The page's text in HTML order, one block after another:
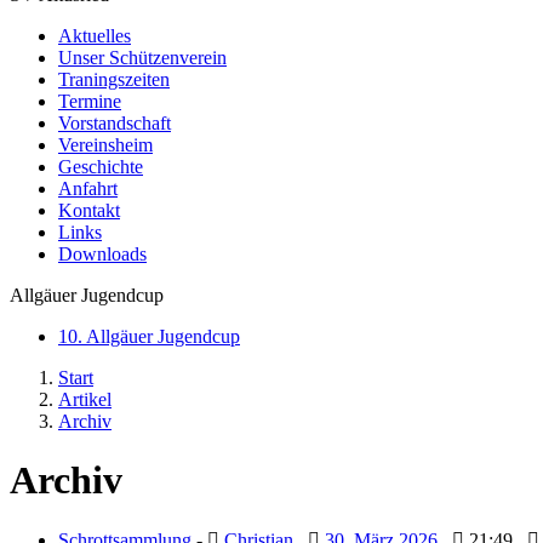
Aktuelles
Unser Schützenverein
Traningszeiten
Termine
Vorstandschaft
Vereinsheim
Geschichte
Anfahrt
Kontakt
Links
Downloads
Allgäuer Jugendcup
10. Allgäuer Jugendcup
Start
Artikel
Archiv
Archiv